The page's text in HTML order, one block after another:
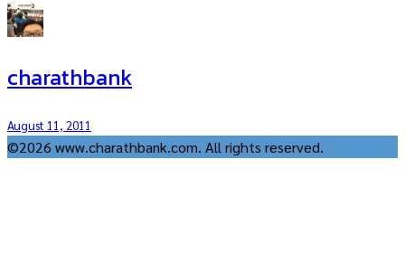
charathbank
August 11, 2011
©2026 www.charathbank.com. All rights reserved.